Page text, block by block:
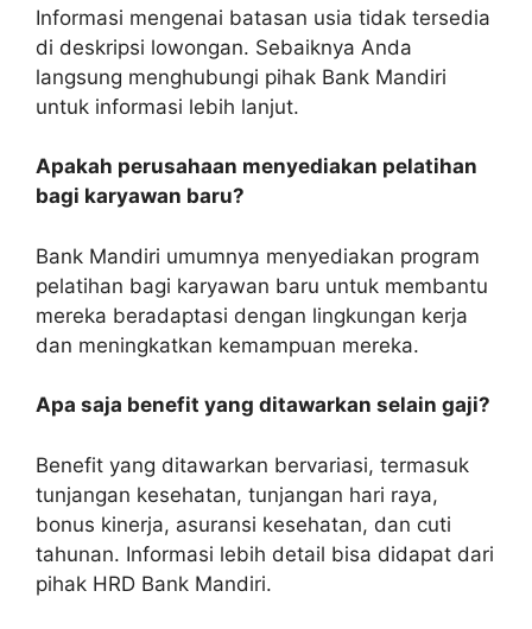
Informasi mengenai batasan usia tidak tersedia
di deskripsi lowongan. Sebaiknya Anda
langsung menghubungi pihak Bank Mandiri
untuk informasi lebih lanjut.
Apakah perusahaan menyediakan pelatihan
bagi karyawan baru?
Bank Mandiri umumnya menyediakan program
pelatihan bagi karyawan baru untuk membantu
mereka beradaptasi dengan lingkungan kerja
dan meningkatkan kemampuan mereka.
Apa saja benefit yang ditawarkan selain gaji?
Benefit yang ditawarkan bervariasi, termasuk
tunjangan kesehatan, tunjangan hari raya,
bonus kinerja, asuransi kesehatan, dan cuti
tahunan. Informasi lebih detail bisa didapat dari
pihak HRD Bank Mandiri.